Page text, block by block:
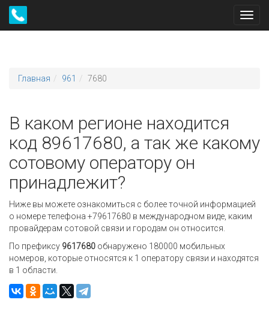
Главная 961 7680
В каком регионе находится
код 89617680, а так же какому
сотовому оператору он
принадлежит?
Ниже вы можете ознакомиться с более точной информацией
о номере телефона +79617680 в международном виде, каким
провайдерам сотовой связи и городам он относится.
По префиксу 9617680 обнаружено 180000 мобильных
номеров, которые относятся к 1 оператору связи и находятся
в 1 области.